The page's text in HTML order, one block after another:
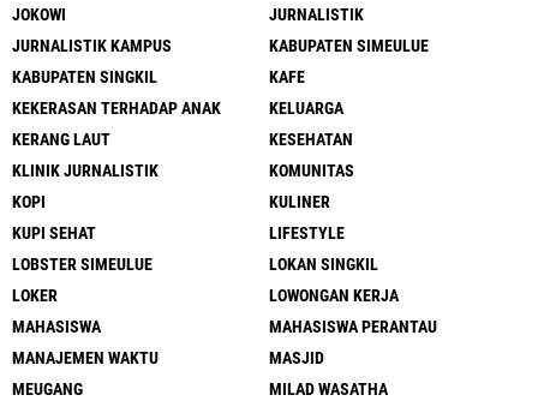
JOKOWI
JURNALISTIK
JURNALISTIK KAMPUS
KABUPATEN SIMEULUE
KABUPATEN SINGKIL
KAFE
KEKERASAN TERHADAP ANAK
KELUARGA
KERANG LAUT
KESEHATAN
KLINIK JURNALISTIK
KOMUNITAS
KOPI
KULINER
KUPI SEHAT
LIFESTYLE
LOBSTER SIMEULUE
LOKAN SINGKIL
LOKER
LOWONGAN KERJA
MAHASISWA
MAHASISWA PERANTAU
MANAJEMEN WAKTU
MASJID
MEUGANG
MILAD WASATHA